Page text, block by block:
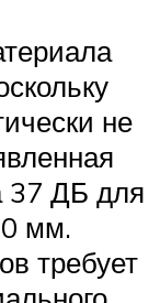
не
37 ДБ для
мм.
требует